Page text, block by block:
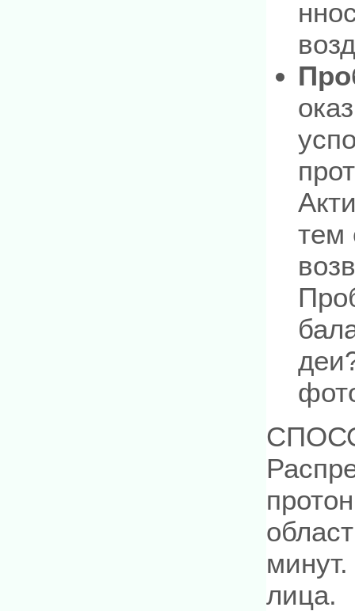
тем
лица.